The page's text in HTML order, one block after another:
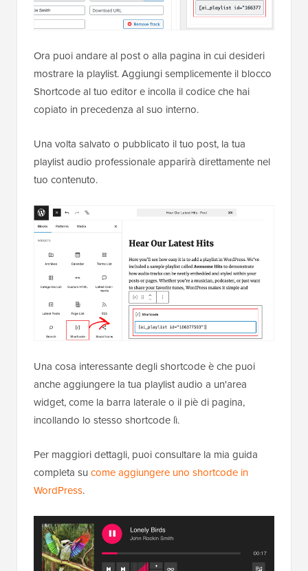
Ora puoi andare al post o alla pagina in cui desideri
mostrare la playlist. Aggiungi semplicemente il blocco
Shortcode al tuo editor e incolla il codice che hai
copiato in precedenza al suo interno.
Una volta salvato o pubblicato il tuo post, la tua
playlist audio professionale apparirà direttamente nel
tuo contenuto.
Una cosa interessante degli shortcode è che puoi
anche aggiungere la tua playlist audio a un'area
widget, come la barra laterale o il piè di pagina,
incollando lo stesso shortcode lì.
Per maggiori dettagli, puoi consultare la mia guida
completa su come aggiungere uno shortcode in
WordPress.